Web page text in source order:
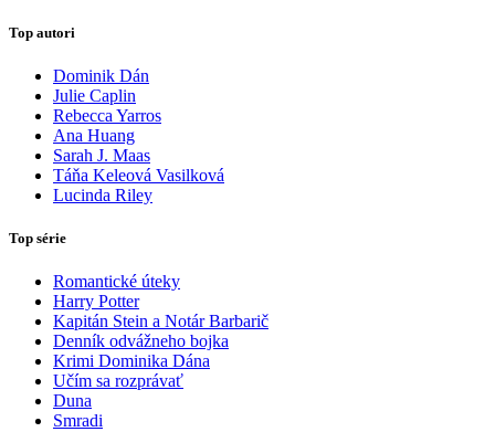
Top autori
Dominik Dán
Julie Caplin
Rebecca Yarros
Ana Huang
Sarah J. Maas
Táňa Keleová Vasilková
Lucinda Riley
Top série
Romantické úteky
Harry Potter
Kapitán Stein a Notár Barbarič
Denník odvážneho bojka
Krimi Dominika Dána
Učím sa rozprávať
Duna
Smradi